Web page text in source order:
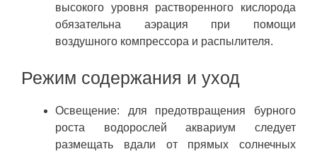
высокого уровня растворенного кислорода
обязательна аэрация при помощи
воздушного компрессора и распылителя.
Режим содержания и уход
Освещение: для предотвращения бурного
роста водорослей аквариум следует
размещать вдали от прямых солнечных